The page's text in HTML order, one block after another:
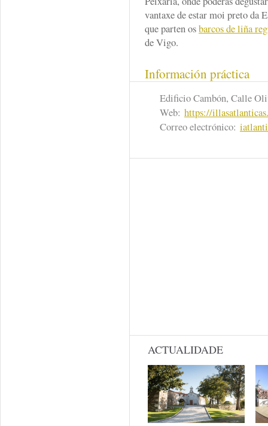
vantaxe de estar moi preto da
que parten osbarcos de liña
de Vigo.
Información práctica
Edificio Cambón, Calle
Web: https://
Correo electrónico:
ACTUALIDADE